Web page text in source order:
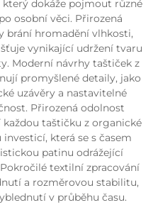
dokáže pojmout různé
osobní věci. Přirozená
brání hromadění vlhkosti,
vynikající udržení tvaru
Moderní návrhy taštiček z
promyšlené detaily, jako
uzávěry a nastavitelné
Přirozená odolnost
taštičku z organické
která se s časem
patinu odrážející
textilní zpracování
a rozměrovou stabilitu,
v průběhu času.